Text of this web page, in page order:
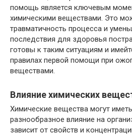
помощь является ключевым
химическими веществами. Это
травматичность процесса и
последствия для здоровья
готовы к таким ситуациям и
правилах первой помощи при
веществами.
Влияние химических
Химические вещества могут
разнообразное влияние на
зависит от свойств и